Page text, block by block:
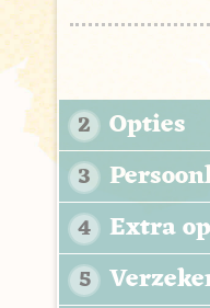
2 Opties
3
4 Extra
5